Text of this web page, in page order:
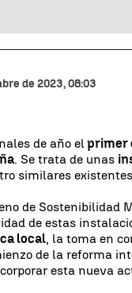
de 2023, 08:03
de año el primer
. Se trata de unas
similares
de Sostenibilidad
de estas
local, la toma en
de la reforma
esta nueva